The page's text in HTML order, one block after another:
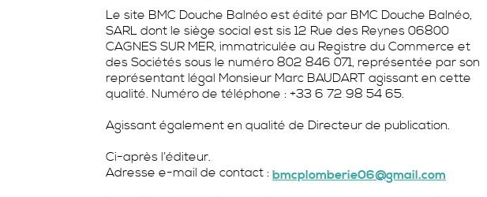
Le site BMC Douche Balnéo est édité par BMC Douche Balnéo,
SARL dont le siège social est sis 12 Rue des Reynes 06800
CAGNES SUR MER, immatriculée au Registre du Commerce et
des Sociétés sous le numéro 802 846 071, représentée par son
représentant légal Monsieur Marc BAUDART agissant en cette
qualité. Numéro de téléphone : +33 6 72 98 54 65.
Agissant également en qualité de Directeur de publication.
Ci-après l’éditeur.
Adresse e-mail de contact :bmcplomberie06@gmail.com